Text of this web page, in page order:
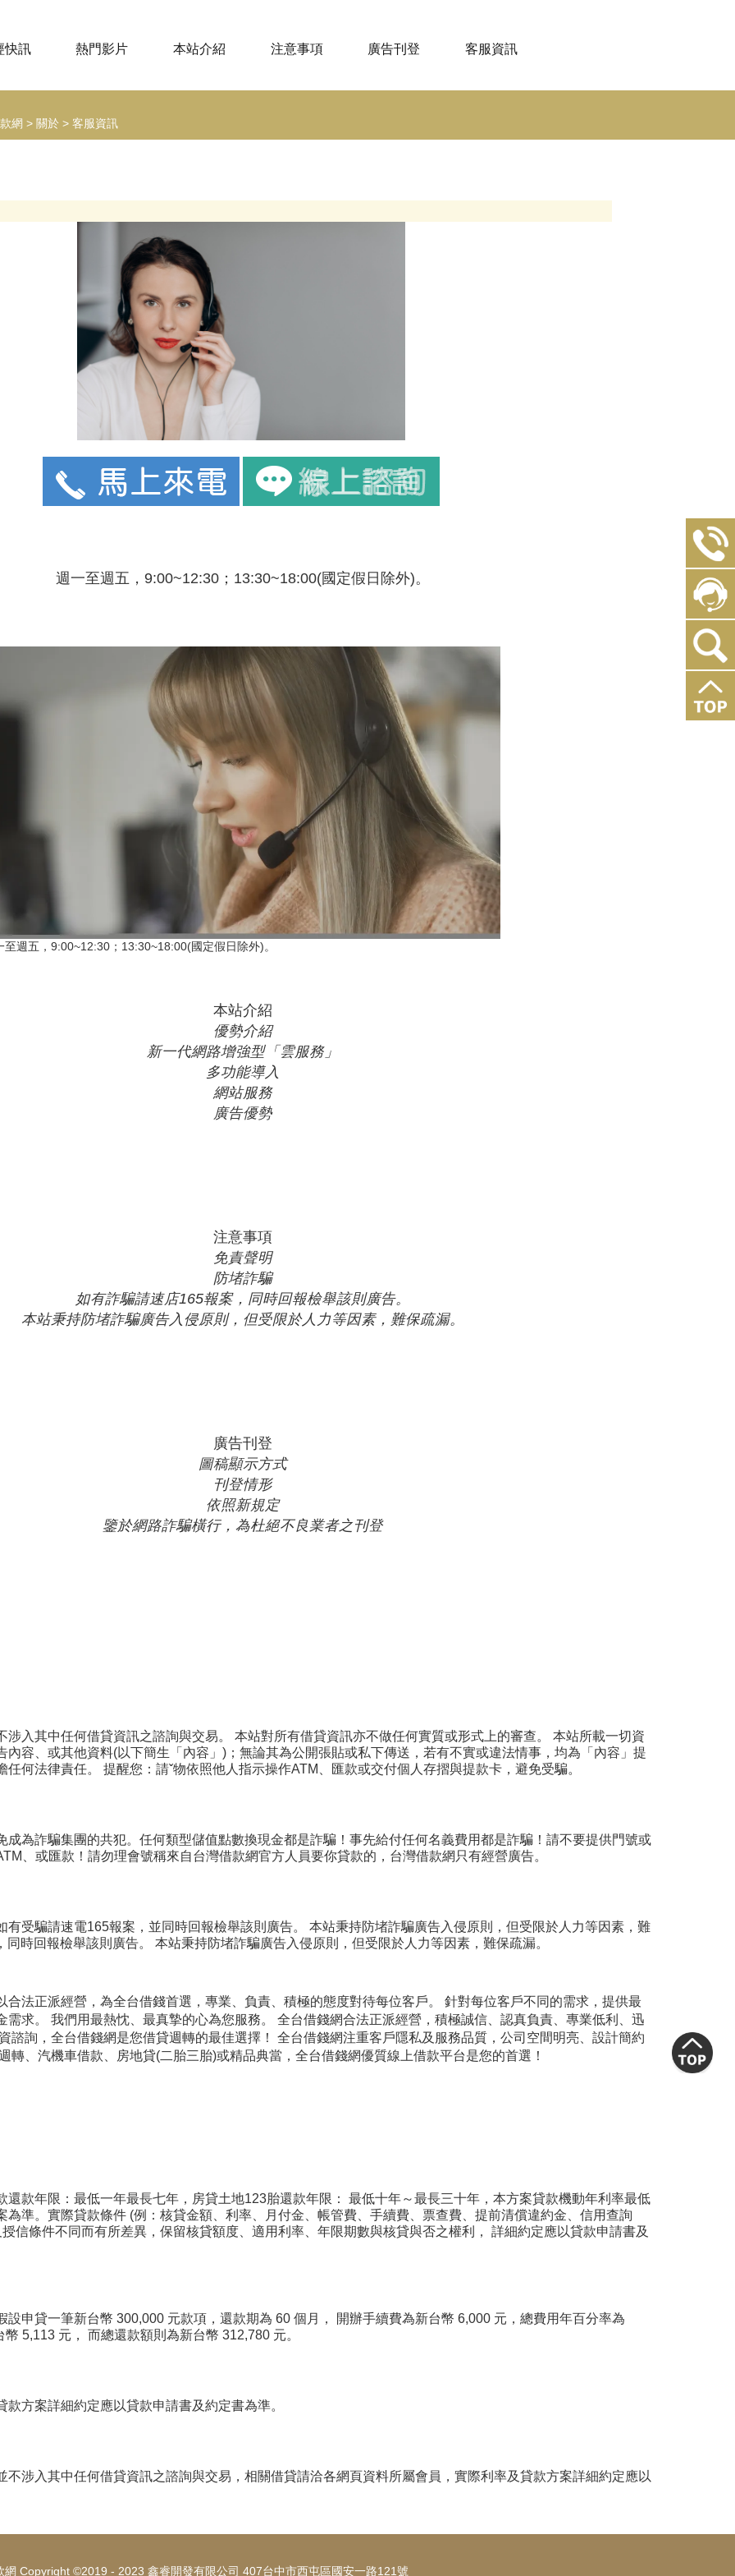
快訊 熱門影片 本站介紹 注意事項 廣告刊登 客服資訊
網 > 關於 > 客服資訊
週一至週五，9:00~12:30；13:30~18:00(國定假日除外)。
至週五，9:00~12:30；13:30~18:00(國定假日除外)。
本站介紹
優勢介紹
新一代網路增強型「雲服務」
多功能導入
網站服務
廣告優勢
注意事項
免責聲明
防堵詐騙
如有詐騙請速店165報案，同時回報檢舉該則廣告。
本站秉持防堵詐騙廣告入侵原則，但受限於人力等因素，難保疏漏。
廣告刊登
圖稿顯示方式
刊登情形
依照新規定
鑒於網路詐騙橫行，為杜絕不良業者之刊登
涉入其中任何借貸資訊之諮詢與交易。 本站對所有借貸資訊亦不做任何實質或形式上的審查。 本站所載一切資
內容、或其他資料(以下簡生「內容」)；無論其為公開張貼或私下傳送，若有不實或違法情事，均為「內容」提
何法律責任。 提醒您：請ˇ物依照他人指示操作ATM、匯款或交付個人存摺與提款卡，避免受騙。
成為詐騙集團的共犯。任何類型儲值點數換現金都是詐騙！事先給付任何名義費用都是詐騙！請不要提供門號或
、或匯款！請勿理會號稱來自台灣借款網官方人員要你貸款的，台灣借款網只有經營廣告。
有受騙請速電165報案，並同時回報檢舉該則廣告。 本站秉持防堵詐騙廣告入侵原則，但受限於人力等因素，難
時回報檢舉該則廣告。 本站秉持防堵詐騙廣告入侵原則，但受限於人力等因素，難保疏漏。
合法正派經營，為全台借錢首選，專業、負責、積極的態度對待每位客戶。 針對每位客戶不同的需求，提供最
需求。 我們用最熱忱、最真摯的心為您服務。 全台借錢網合法正派經營，積極誠信、認真負責、專業低利、迅
諮詢，全台借錢網是您借貸週轉的最佳選擇！ 全台借錢網注重客戶隱私及服務品質，公司空間明亮、設計簡約
轉、汽機車借款、房地貸(二胎三胎)或精品典當，全台借錢網優質線上借款平台是您的首選！
還款年限：最低一年最長七年，房貸土地123胎還款年限： 最低十年～最長三十年，本方案貸款機動年利率最低
為準。實際貸款條件 (例：核貸金額、利率、月付金、帳管費、手續費、票查費、提前清償違約金、信用查詢
信條件不同而有所差異，保留核貸額度、適用利率、年限期數與核貸與否之權利， 詳細約定應以貸款申請書及
設申貸一筆新台幣 300,000 元款項，還款期為 60 個月， 開辦手續費為新台幣 6,000 元，總費用年百分率為
5,113 元， 而總還款額則為新台幣 312,780 元。
方案詳細約定應以貸款申請書及約定書為準。
不涉入其中任何借貸資訊之諮詢與交易，相關借貸請洽各網頁資料所屬會員，實際利率及貸款方案詳細約定應以
網 Copyright ©2019 - 2023 鑫睿開發有限公司 407台中市西屯區國安一路121號